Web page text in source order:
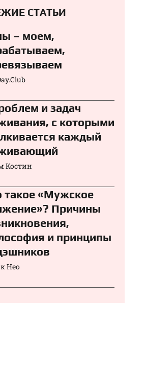
СТАТЬИ
– моем,
и задач
с которыми
каждый
Костин
такое «Мужское
Причины
и принципы
Нео